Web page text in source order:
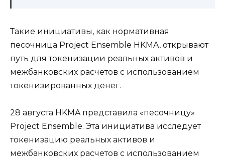
Такие инициативы, как нормативная
песочница Project Ensemble HKMA, открывают
путь для токенизации реальных активов и
межбанковских расчетов с использованием
токенизированных денег.
28 августа HKMA представила «песочницу»
Project Ensemble. Эта инициатива исследует
токенизацию реальных активов и
межбанковских расчетов с использованием